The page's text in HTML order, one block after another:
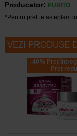
Producator:
PURITO
*Pentru pret te asteptam
VEZI PRODUSE
-40% Preț
Preț